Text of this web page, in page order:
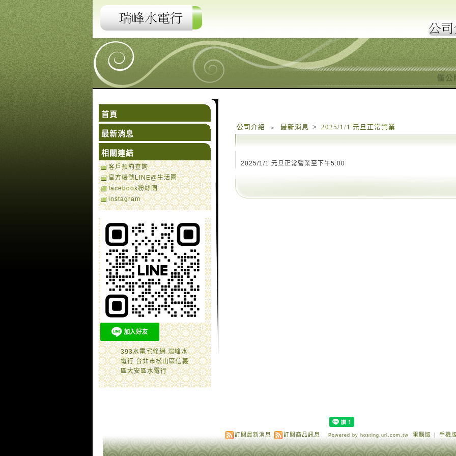
公司介紹 ﹥ 最新消息 > 2025/1/1 元旦正常營業
2025/1/1 元旦正常營業至下午5:00
首頁
最新消息
相關連結
客戶預約查詢
官方帳號LINE@生活圈
facebook粉絲團
instagram
393水電宅修網 瑞峰水
電行 台北市松山區信義
區大安區水電行
訂閱最新消息 訂閱商品訊息 Powered by hosting.url.com.tw 電腦版 | 手機